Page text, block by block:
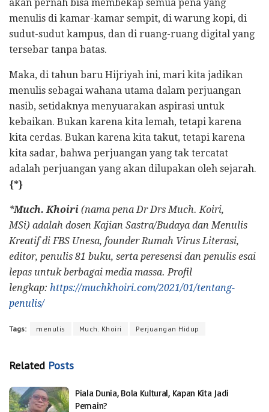
akan pernah bisa membekap semua pena yang
menulis di kamar-kamar sempit, di warung kopi, di
sudut-sudut kampus, dan di ruang-ruang digital yang
tersebar tanpa batas.
Maka, di tahun baru Hijriyah ini, mari kita jadikan
menulis sebagai wahana utama dalam perjuangan
nasib, setidaknya menyuarakan aspirasi untuk
kebaikan. Bukan karena kita lemah, tetapi karena
kita cerdas. Bukan karena kita takut, tetapi karena
kita sadar, bahwa perjuangan yang tak tercatat
adalah perjuangan yang akan dilupakan oleh sejarah.
{*}
*Much. Khoiri (nama pena Dr Drs Much. Koiri,
MSi) adalah dosen Kajian Sastra/Budaya dan Menulis
Kreatif di FBS Unesa, founder Rumah Virus Literasi,
editor, penulis 81 buku, serta peresensi dan penulis esai
lepas untuk berbagai media massa. Profil
lengkap: https://muchkhoiri.com/2021/01/tentang-
penulis/
Tags: menulis Much. Khoiri Perjuangan Hidup
Related Posts
Piala Dunia, Bola Kultural, Kapan Kita Jadi
Pemain?